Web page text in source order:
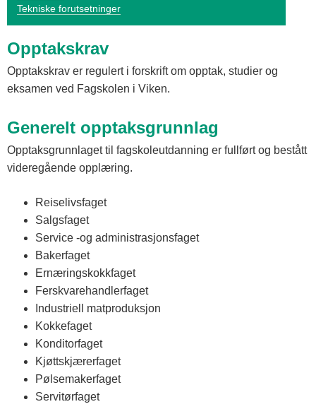
Tekniske forutsetninger
Opptakskrav
Opptakskrav er regulert i forskrift om opptak, studier og
eksamen ved Fagskolen i Viken.
Generelt opptaksgrunnlag
Opptaksgrunnlaget til fagskoleutdanning er fullført og bestått
videregående opplæring.
Reiselivsfaget
Salgsfaget
Service -og administrasjonsfaget
Bakerfaget
Ernæringskokkfaget
Ferskvarehandlerfaget
Industriell matproduksjon
Kokkefaget
Konditorfaget
Kjøttskjærerfaget
Pølsemakerfaget
Servitørfaget